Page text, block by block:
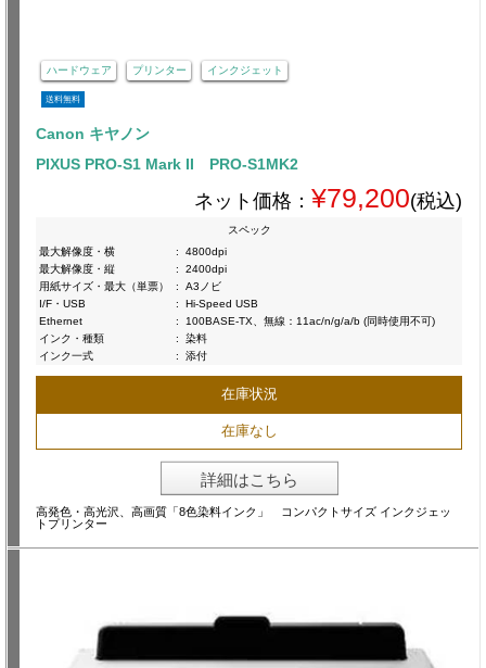
ハードウェア プリンター インクジェット
送料無料
Canon キヤノン
PIXUS PRO-S1 Mark II PRO-S1MK2
ネット価格： ¥79,200(税込)
スペック
最大解像度・横
:
4800dpi
最大解像度・縦
:
2400dpi
用紙サイズ・最大（単票）
:
A3ノビ
I/F・USB
:
Hi-Speed USB
Ethernet
:
100BASE-TX、無線：11ac/n/g/a/b (同時使用不可)
インク・種類
:
染料
インク一式
: 添付
在庫状況
在庫なし
詳細はこちら
高発色・高光沢、高画質「8色染料インク」 コンパクトサイズ インクジェッ
トプリンター